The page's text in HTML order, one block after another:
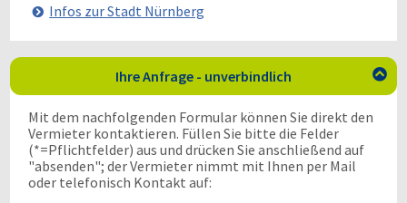
Infos zur Stadt Nürnberg
Ihre Anfrage - unverbindlich 
Mit dem nachfolgenden Formular können Sie direkt den
Vermieter kontaktieren. Füllen Sie bitte die Felder
(*=Pflichtfelder) aus und drücken Sie anschließend auf
"absenden"; der Vermieter nimmt mit Ihnen per Mail
oder telefonisch Kontakt auf: